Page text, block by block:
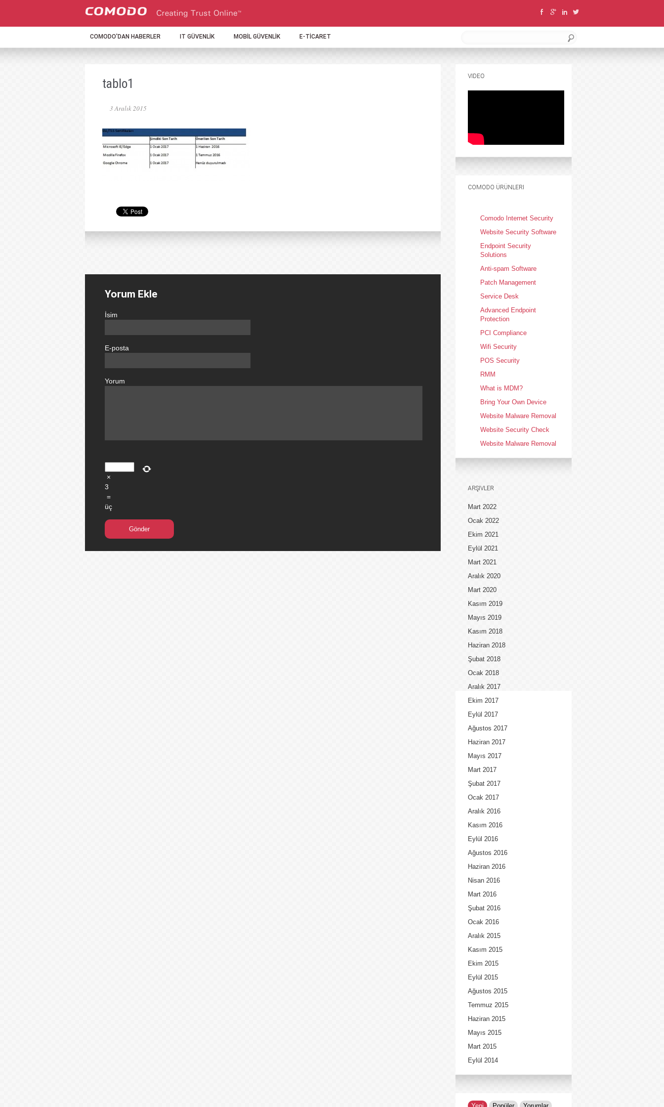
COMODO'DAN HABERLER IT GÜVENLİK MOBİL GÜVENLİK E-TİCARET
tablo1
3 Aralık 2015
Yorum Ekle
İsim
E-posta
Yorum
×
3
=
üç
VIDEO
COMODO ÜRÜNLERI
Comodo Internet Security
Website Security Software
Endpoint Security
Solutions
Anti-spam Software
Patch Management
Service Desk
Advanced Endpoint
Protection
PCI Compliance
Wifi Security
POS Security
RMM
What is MDM?
Bring Your Own Device
Website Malware Removal
Website Security Check
Website Malware Removal
ARŞIVLER
Mart 2022
Ocak 2022
Ekim 2021
Eylül 2021
Mart 2021
Aralık 2020
Mart 2020
Kasım 2019
Mayıs 2019
Kasım 2018
Haziran 2018
Şubat 2018
Ocak 2018
Aralık 2017
Ekim 2017
Eylül 2017
Ağustos 2017
Haziran 2017
Mayıs 2017
Mart 2017
Şubat 2017
Ocak 2017
Aralık 2016
Kasım 2016
Eylül 2016
Ağustos 2016
Haziran 2016
Nisan 2016
Mart 2016
Şubat 2016
Ocak 2016
Aralık 2015
Kasım 2015
Ekim 2015
Eylül 2015
Ağustos 2015
Temmuz 2015
Haziran 2015
Mayıs 2015
Mart 2015
Eylül 2014